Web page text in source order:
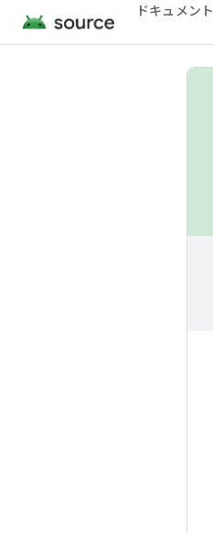
ドキュメント